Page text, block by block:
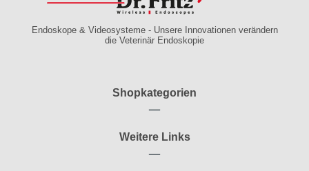
Endoskope & Videosysteme - Unsere Innovationen verändern
die Veterinär Endoskopie
Shopkategorien
Weitere Links